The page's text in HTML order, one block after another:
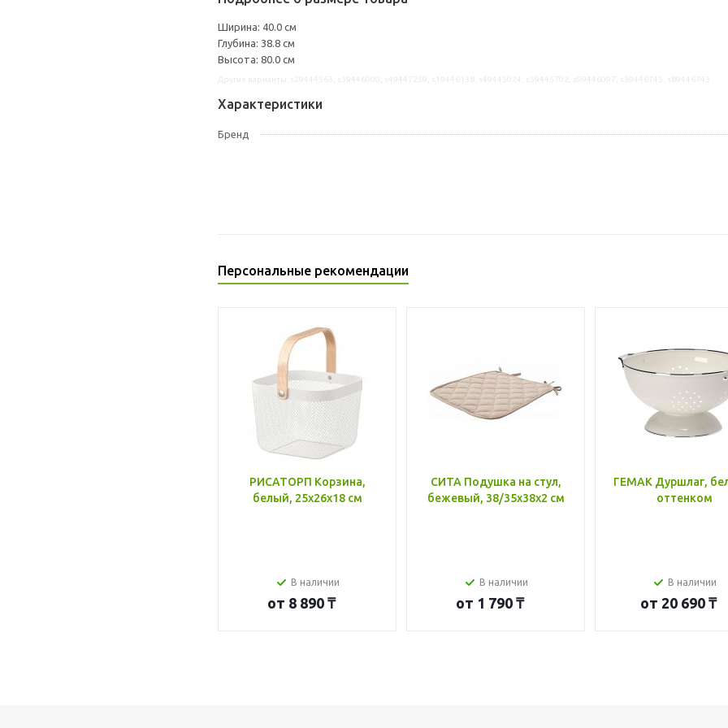
Ширина: 40.0 см
Глубина: 38.8 см
Высота: 80.0 см
Характеристики
Бренд
Персональные рекомендации
РИСАТОРП Корзина,
белый, 25x26x18 см
В наличии
от 8 890 ₸
СИТА Подушка на стул,
бежевый, 38/35x38x2 см
В наличии
от 1 790 ₸
ГЕМАК Дуршлаг,
оттенком
В наличии
от 20 690 ₸